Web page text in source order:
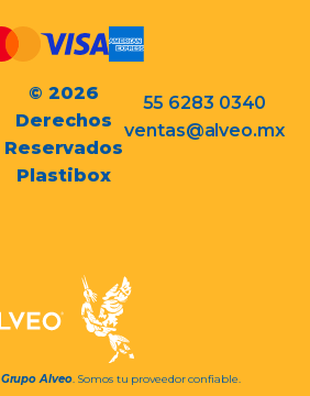
© 2026
Derechos
Reservados
Plastibox
55 6283 0340
ventas@alveo.mx
Grupo Alveo. Somos tu proveedor confiable.